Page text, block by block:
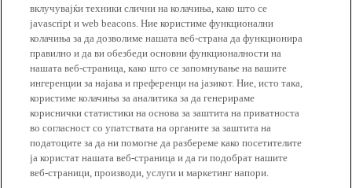
вклучувајќи техники слични на колачиња, како што се
javascript и web beacons. Ние користиме функционални
колачиња за да дозволиме нашата веб-страна да функционира
правилно и да ви обезбеди основни функционалности на
нашата веб-страница, како што се запомнување на вашите
ингеренции за најава и преференци на јазикот. Ние, исто така,
користиме колачиња за аналитика за да генерираме
кориснички статистики на основа за заштита на приватноста
во согласност со упатствата на органите за заштита на
податоците за да ни помогне да разбереме како посетителите
ја користат нашата веб-страница и да ги подобрат нашите
веб-страници, производи, услуги и маркетинг напори.